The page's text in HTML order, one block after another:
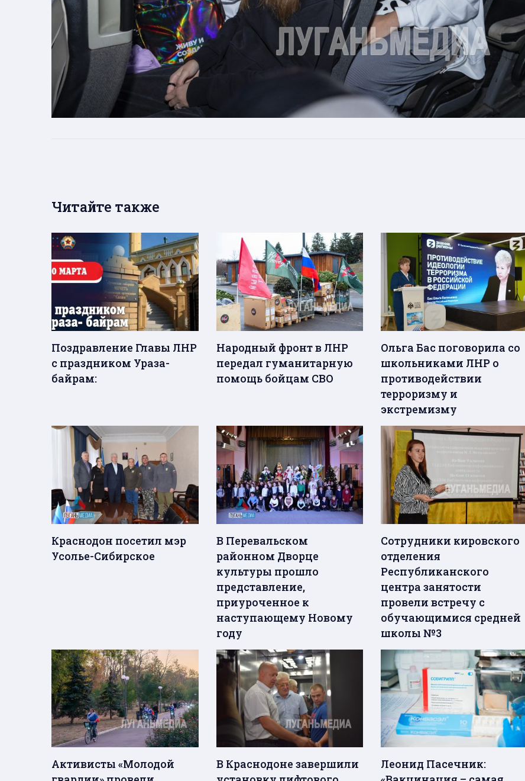
Читайте также
Поздравление Главы ЛНР
с праздником Ураза-
байрам:
Народный фронт в ЛНР
передал гуманитарную
помощь бойцам СВО
Ольга Бас поговорила со
школьниками ЛНР о
противодействии
терроризму и
экстремизму
Краснодон посетил мэр
Усолье-Сибирское
В Перевальском
районном Дворце
культуры прошло
представление,
приуроченное к
наступающему Новому
году
Сотрудники кировского
отделения
Республиканского
центра занятости
провели встречу с
обучающимися средней
школы №3
Активисты «Молодой
В Краснодоне завершили
Леонид Пасечник: